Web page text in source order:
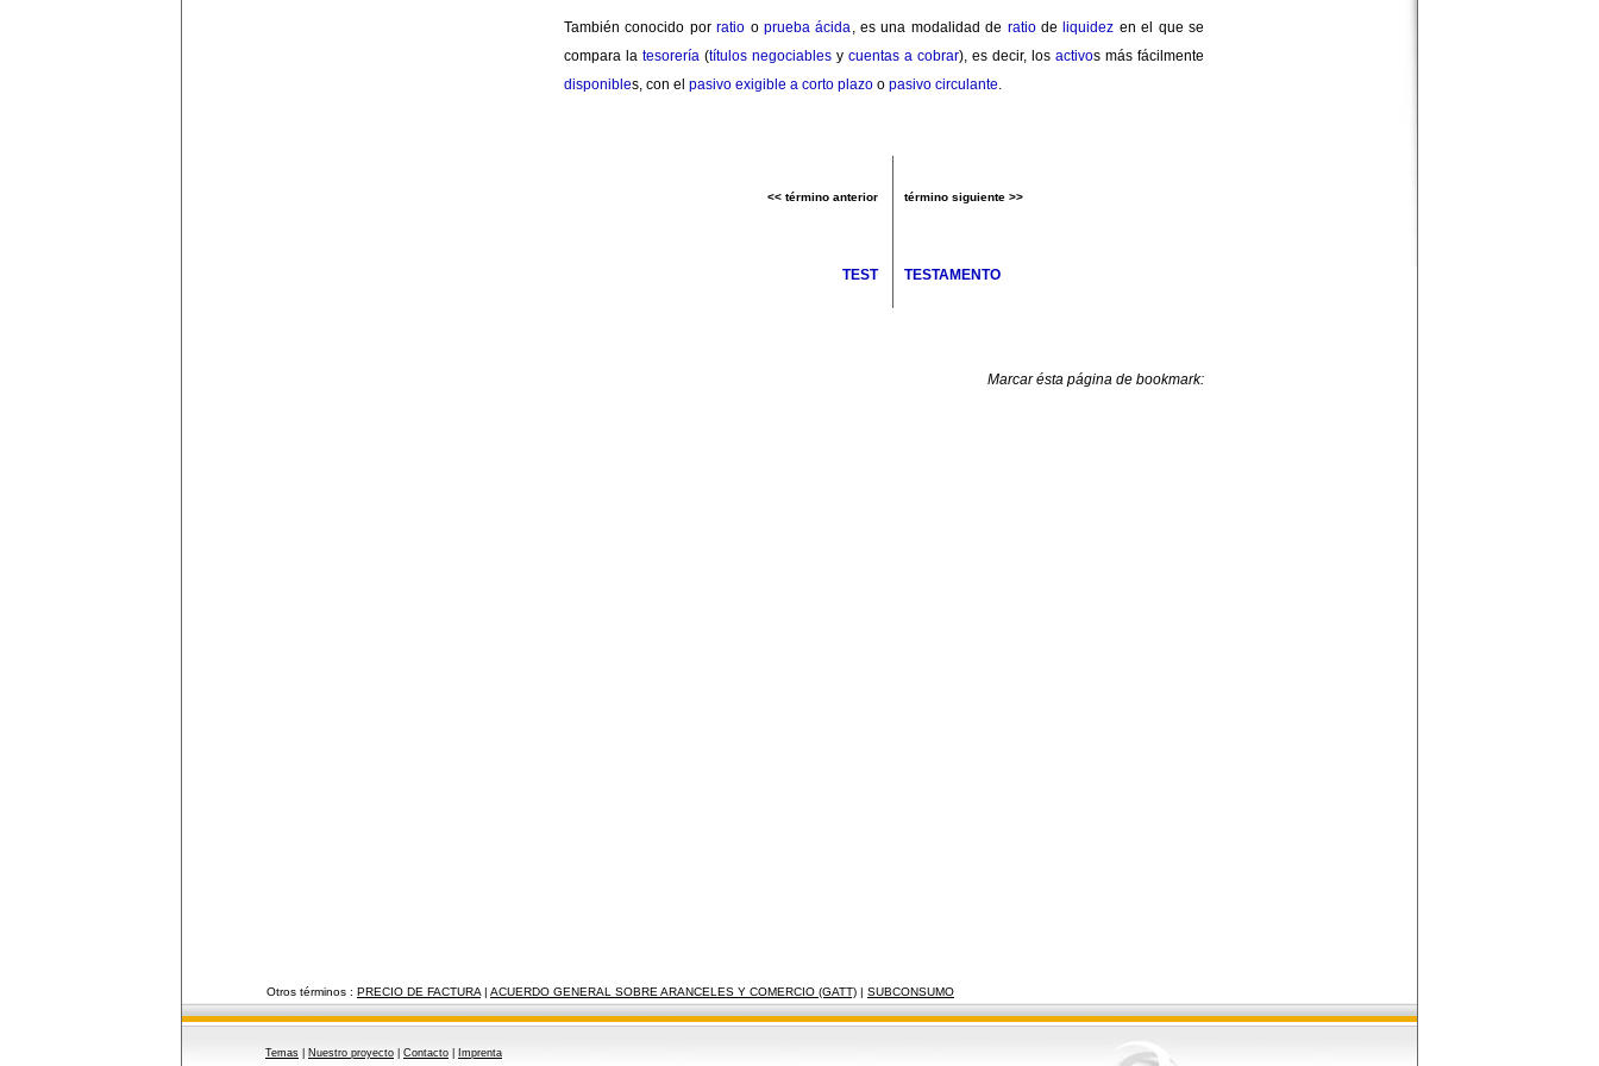
También conocido porratio oprueba ácida, es una modalidad de ratiode liquidez en el que se
compara la tesorería (títulos negociables y cuentas a cobrar), es decir, los activos más fácilmente
disponibles, con el pasivo exigible a corto plazo o pasivo circulante.
<< término anterior término siguiente >>
TEST TESTAMENTO
Marcar ésta página de bookmark:
Otros términos : PRECIO DE FACTURA | ACUERDO GENERAL SOBRE ARANCELES Y COMERCIO (GATT) | SUBCONSUMO
Temas Nuestro proyecto Contacto Imprenta